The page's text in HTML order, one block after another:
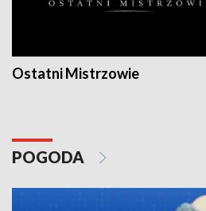
Ostatni Mistrzowie
POGODA